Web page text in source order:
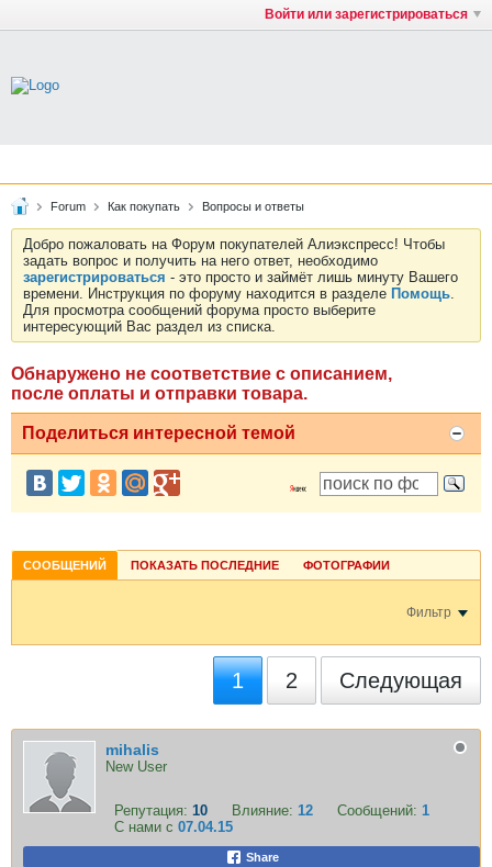
Войти или зарегистрироваться
Forum Как покупать Вопросы и ответы
Добро пожаловать на Форум покупателей Алиэкспресс! Чтобы
задать вопрос и получить на него ответ, необходимо
зарегистрироваться - это просто и займёт лишь минуту Вашего
времени. Инструкция по форуму находится в разделе Помощь.
Для просмотра сообщений форума просто выберите
интересующий Вас раздел из списка.
Обнаружено не соответствие с описанием,
после оплаты и отправки товара.
Поделиться интересной темой
СООБЩЕНИЙ ПОКАЗАТЬ ПОСЛЕДНИЕ ФОТОГРАФИИ
Фильтр
1 2 Следующая
mihalis
New User
Репутация: 10 Влияние: 12 Сообщений: 1
С нами с 07.04.15
Share